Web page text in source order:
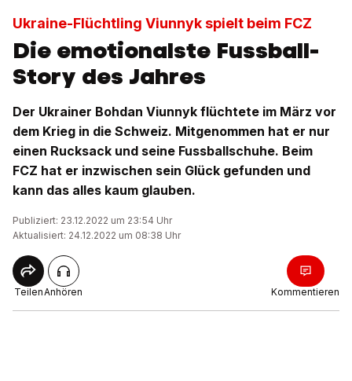
Ukraine-Flüchtling Viunnyk spielt beim FCZ
Die emotionalste Fussball-
Story des Jahres
Der Ukrainer Bohdan Viunnyk flüchtete im März vor
dem Krieg in die Schweiz. Mitgenommen hat er nur
einen Rucksack und seine Fussballschuhe. Beim
FCZ hat er inzwischen sein Glück gefunden und
kann das alles kaum glauben.
Publiziert: 23.12.2022 um 23:54 Uhr
Aktualisiert: 24.12.2022 um 08:38 Uhr
TeilenAnhören Kommentieren